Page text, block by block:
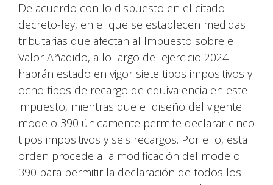
De acuerdo con lo dispuesto en el citado
decreto-ley, en el que se establecen medidas
tributarias que afectan al Impuesto sobre el
Valor Añadido, a lo largo del ejercicio 2024
habrán estado en vigor siete tipos impositivos y
ocho tipos de recargo de equivalencia en este
impuesto, mientras que el diseño del vigente
modelo 390 únicamente permite declarar cinco
tipos impositivos y seis recargos. Por ello, esta
orden procede a la modificación del modelo
390 para permitir la declaración de todos los